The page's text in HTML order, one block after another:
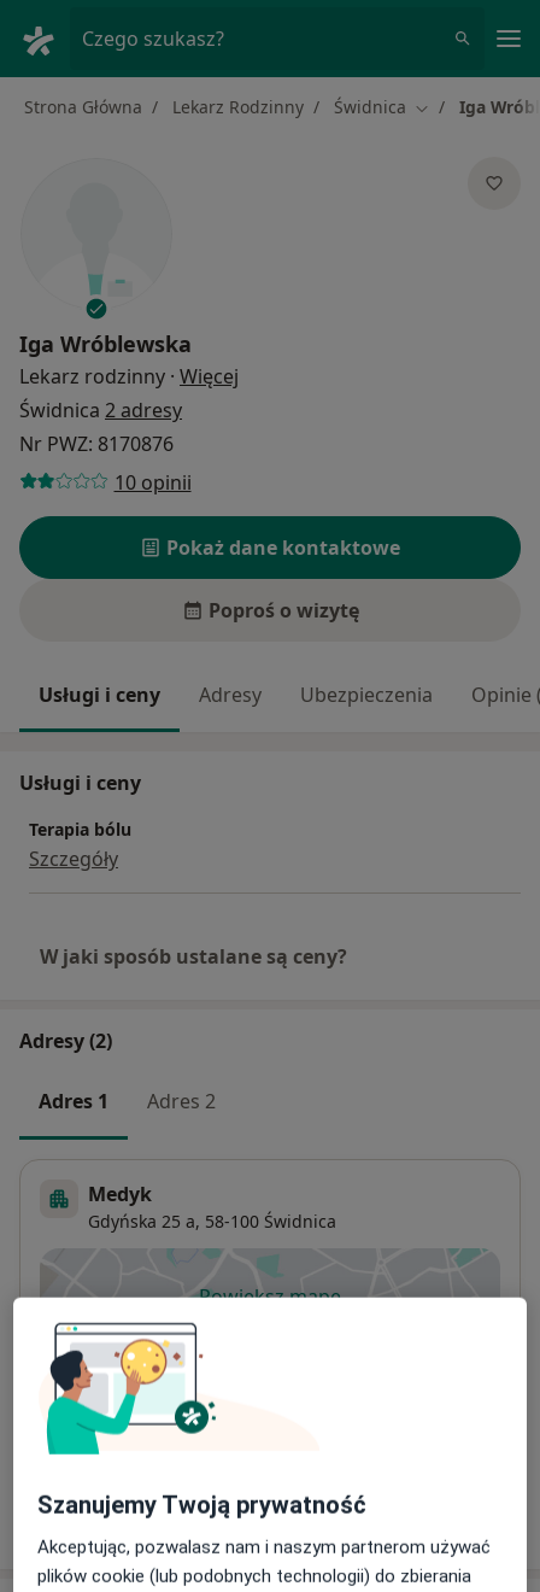
Czego szukasz?
Strona Główna Lekarz Rodzinny Świdnica Zmień miasto
Iga
Iga Wróblewska
Lekarz rodzinny · Więcej
Świdnica 2 adresy
Nr PWZ: 8170876
10 opinii
Pokaż dane kontaktowe
Poproś o wizytę
Usługi i ceny Adresy Ubezpieczenia Opinie
Usługi i ceny
Terapia bólu
Szczegóły
W jaki sposób ustalane są ceny?
Adresy (2)
Adres 1 Adres 2
Medyk
Gdyńska 25 a, 58-100 Świdnica
Powiększ mapę
Dostępność
W tym gabinecie nie można umawiać wizyt przez
internet
Co mam zrobić w tej sytuacji?
Pokaż więcej
Szanujemy Twoją prywatność
Akceptując, pozwalasz nam i naszym partnerom używać
plików cookie (lub podobnych technologii) do zbierania